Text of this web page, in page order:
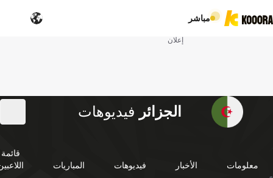
مباشر
إعلان
الجزائر فيديوهات
معلومات الأخبار فيديوهات المباريات
قائمة